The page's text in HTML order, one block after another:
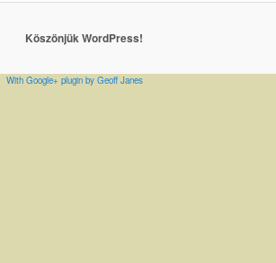
Köszönjük WordPress!
With Google+ plugin by Geoff Janes